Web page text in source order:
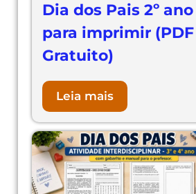
Dia dos Pais 2º ano
para imprimir (PDF
Gratuito)
Leia mais